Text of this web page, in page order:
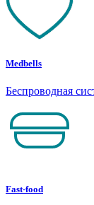
Medbells
Беспроводная
Fast-food